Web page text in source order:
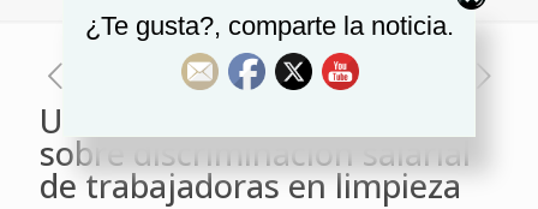
USOCV gana una demanda
sobre discriminación salarial
de trabajadoras en limpieza
¿Te gusta?, comparte la noticia.